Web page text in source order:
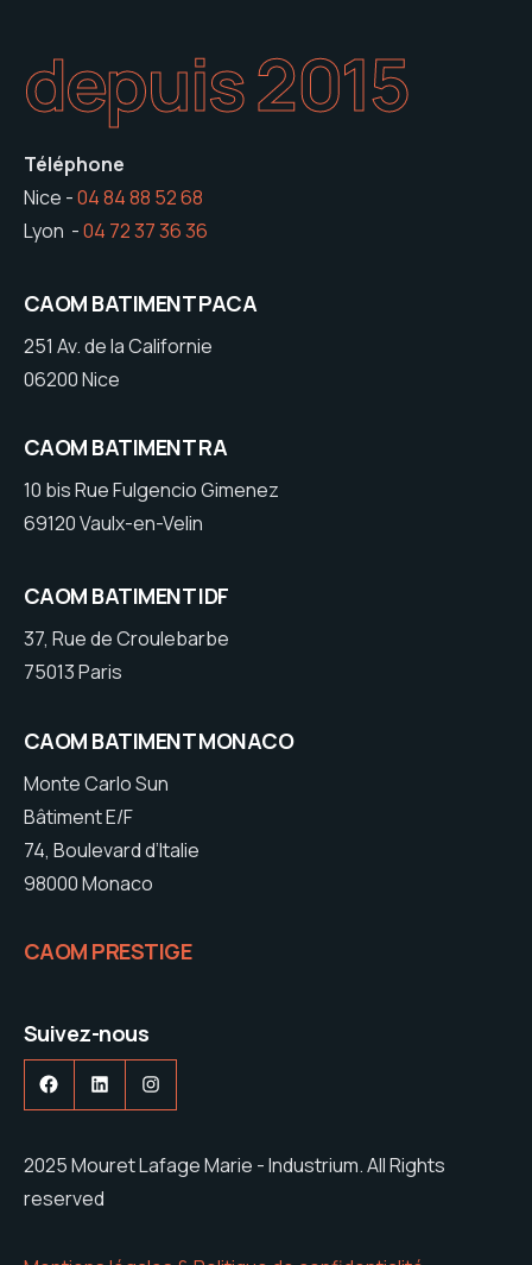
depuis 2015
Téléphone
Nice -04 84 88 52 68
Lyon -04 72 37 36 36
CAOM BATIMENT PACA
251 Av. de la Californie
06200 Nice
CAOM BATIMENT RA
10 bis Rue Fulgencio Gimenez
69120 Vaulx-en-Velin
CAOM BATIMENT IDF
37, Rue de Croulebarbe
75013 Paris
CAOM BATIMENT MONACO
Monte Carlo Sun
Bâtiment E/F
74, Boulevard d’Italie
98000 Monaco
CAOM PRESTIGE
Suivez-nous
Facebook
LinkedInInstagram
2025 Mouret Lafage Marie - Industrium. All Rights
reserved